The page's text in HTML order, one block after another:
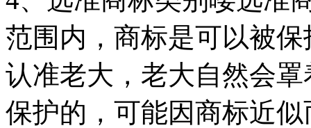
范围内，商标是可以被
认准老大，老大自然会
保护的，可能因商标近